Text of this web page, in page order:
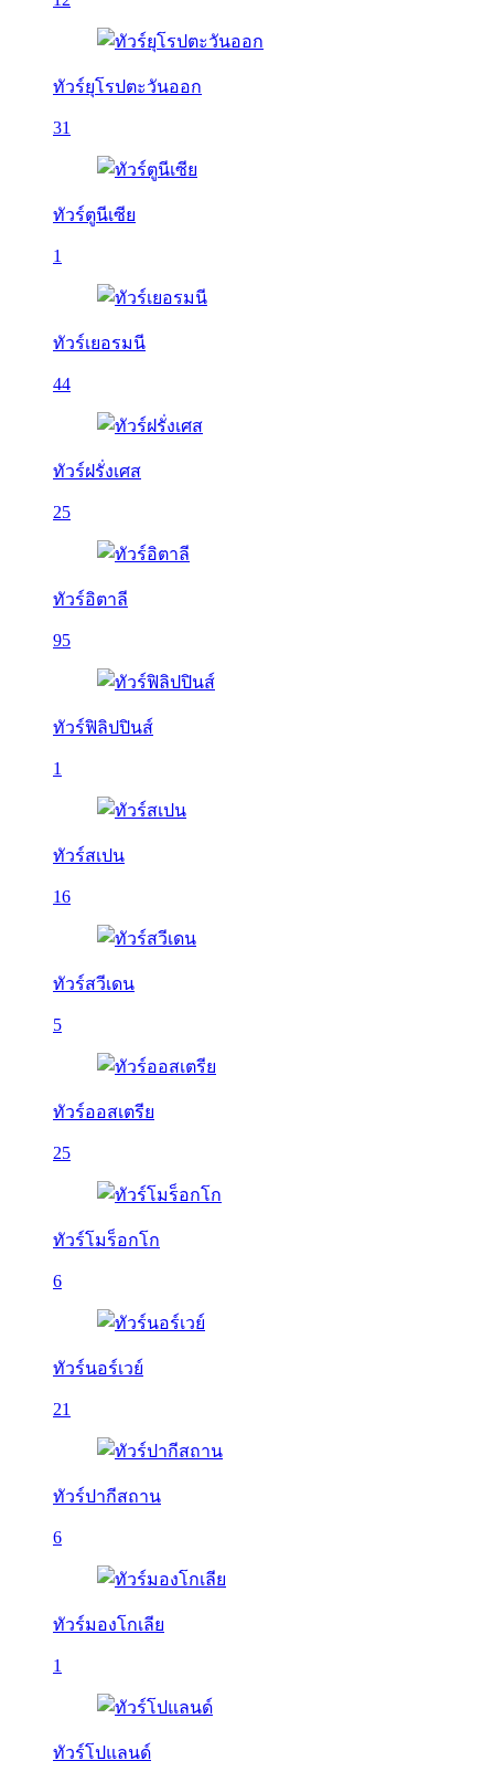
ทัวร์ยุโรปตะวันออก
31
ทัวร์ตูนีเซีย
1
ทัวร์เยอรมนี
44
ทัวร์ฝรั่งเศส
25
ทัวร์อิตาลี
95
ทัวร์ฟิลิปปินส์
1
ทัวร์สเปน
16
ทัวร์สวีเดน
5
ทัวร์ออสเตรีย
25
ทัวร์โมร็อกโก
6
ทัวร์นอร์เวย์
21
ทัวร์ปากีสถาน
6
ทัวร์มองโกเลีย
1
ทัวร์โปแลนด์